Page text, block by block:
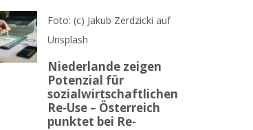
Foto: (c) Jakub Zerdzicki auf
Unsplash
Niederlande zeigen
Potenzial für
sozialwirtschaftlichen
Re-Use – Österreich
punktet bei Re-